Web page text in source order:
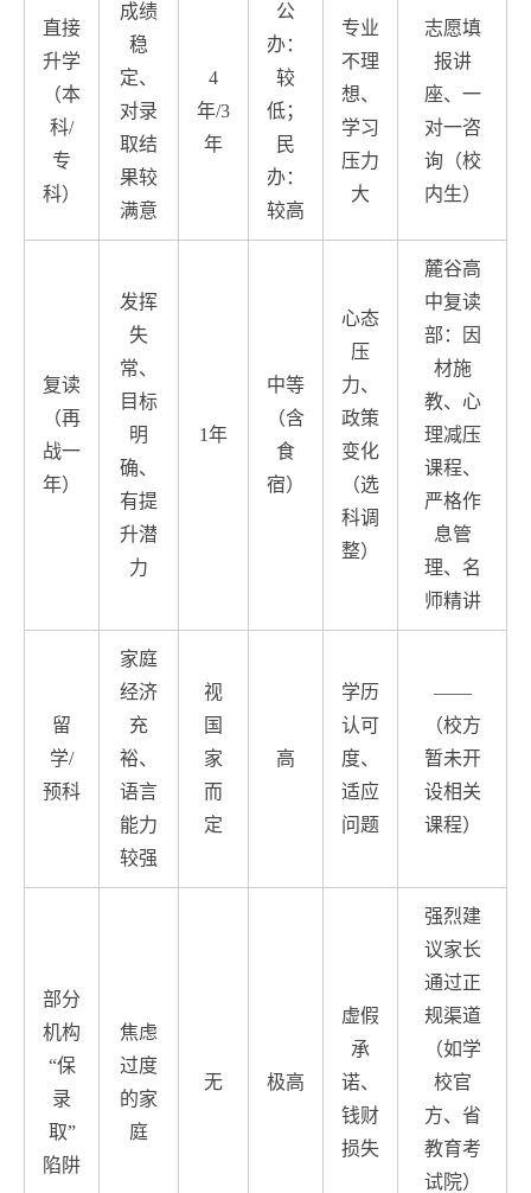
直接
升学
（本
科/
专
科）
成绩
稳
定、
对录
取结
果较
满意
4
年/3
年
公
办：
较
低；
民
办：
较高
专业
不理
想、
学习
压力
大
志愿填
报讲
座、一
对一咨
询（校
内生）
复读
（再
战一
年）
发挥
失
常、
目标
明
确、
有提
升潜
力
1年
中等
（含
食
宿）
心态
压
力、
政策
变化
（选
科调
整）
麓谷高
中复读
部：因
材施
教、心
理减压
课程、
严格作
息管
理、名
师精讲
留
学/
预科
家庭
经济
充
裕、
语言
能力
较强
视
国
家
而
定
高
学历
认可
度、
适应
问题
——
（校方
暂未开
设相关
课程）
部分
机构
“保
录
取”
陷阱
焦虑
过度
的家
庭
无 极高
虚假
承
诺、
钱财
损失
强烈建
议家长
通过正
规渠道
（如学
校官
方、省
教育考
试院）